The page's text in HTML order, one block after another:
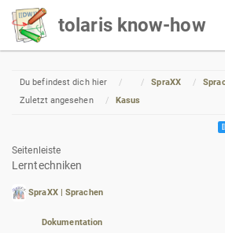
tolaris know-how
Du befindest dich hier HomeSpraXX
Zuletzt angesehen
Kasus
Seitenleiste
Lerntechniken
SpraXX | Sprachen
Dokumentation